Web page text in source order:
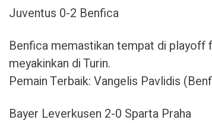
Juventus 0-2 Benfica
Benfica memastikan tempat di playoff
meyakinkan di Turin.
Pemain Terbaik: Vangelis Pavlidis
Bayer Leverkusen 2-0 Sparta Praha